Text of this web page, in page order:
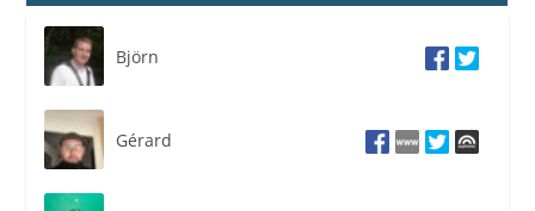
Björn
Gérard